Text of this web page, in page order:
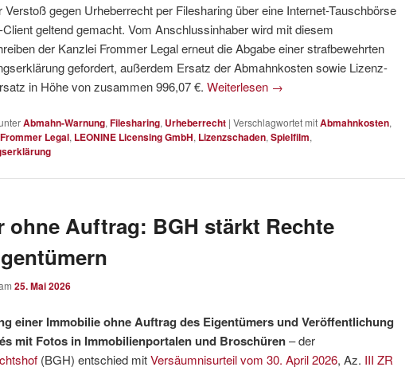
Verstoß gegen Urheberrecht per Filesharing über eine Internet-Tauschbörse
geltend gemacht. Vom Anschlussinhaber wird mit diesem
der Kanzlei Frommer Legal erneut die Abgabe einer strafbewehrten
gefordert, außerdem Ersatz der Abmahnkosten sowie Lizenz-
in Höhe von zusammen 996,07 €. Weiterlesen →
Abmahn-Warnung, Filesharing, Urheberrecht | Verschlagwortet mitAbmahnkosten,
Frommer Legal, LEONINE Licensing GmbH, Lizenzschaden, Spielfilm,
ohne Auftrag: BGH stärkt Rechte
25. Mai 2026
einer Immobilie ohne Auftrag des Eigentümers und Veröffentlichung
mit Fotos in Immobilienportalen und Broschüren– der
(BGH) entschied mitVersäumnisurteil vom 30. April 2026, Az. III ZR